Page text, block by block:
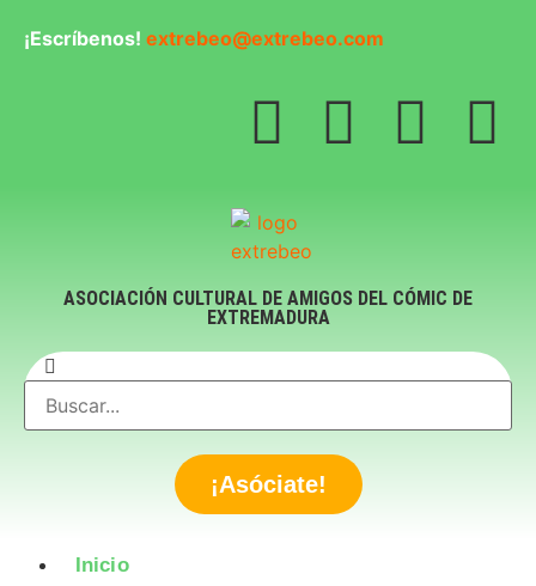
¡Escríbenos! extrebeo@extrebeo.com
ASOCIACIÓN CULTURAL DE AMIGOS DEL CÓMIC DE
EXTREMADURA
¡Asóciate!
Inicio